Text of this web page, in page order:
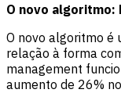
O novo algoritmo:
O novo algoritmo é
relação à forma
management
aumento de 26%